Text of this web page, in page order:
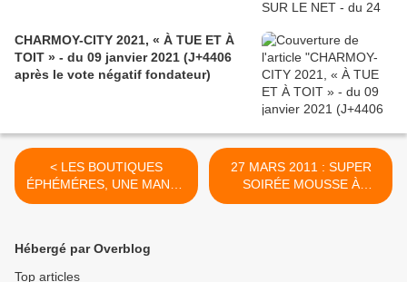
CHARMOY-CITY 2021, « À TUE ET À
TOIT » - du 09 janvier 2021 (J+4406
après le vote négatif fondateur)
< LES BOUTIQUES
ÉPHÉMÉRES, UNE MANNE
POUR LE COMMERCE DE
vote négatif fondateur)
27 MARS 2011 : SUPER
SOIRÉE MOUSSE À
CHARMOY-CITY- du 03
Hébergé par Overblog
Top articles